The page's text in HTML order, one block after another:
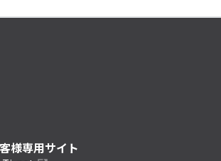
様専用サイト